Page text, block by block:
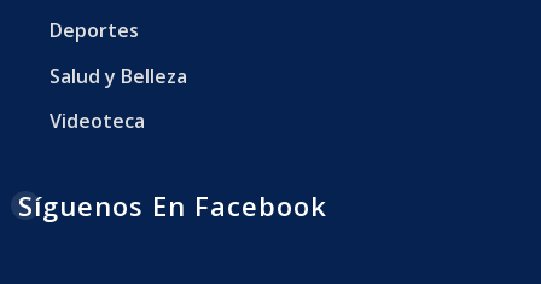
Deportes
Salud y Belleza
Videoteca
Síguenos En Facebook